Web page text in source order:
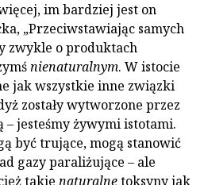
im bardziej jest on
„Przeciwstawiając samych
zwykle o produktach
nienaturalnym. W istocie
jak wszystkie inne związki
zostały wytworzone przez
– jesteśmy żywymi istotami.
być trujące, mogą stanowić
gazy paraliżujące – ale
takie naturalnetoksyny jak